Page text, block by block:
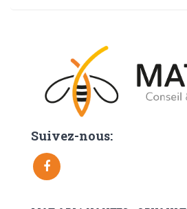
Suivez-nous: